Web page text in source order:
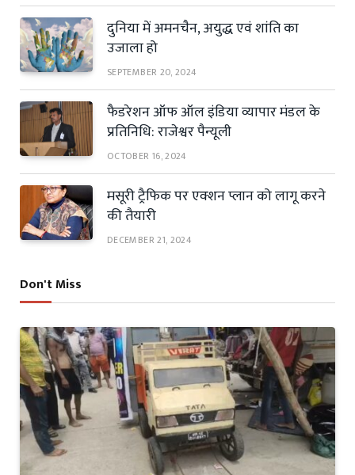
दुनिया में अमनचैन, अयुद्ध एवं शांति का
उजाला हो
SEPTEMBER 20, 2024
फैडरेशन ऑफ ऑल इंडिया व्यापार मंडल के
प्रतिनिधि: राजेश्वर पैन्यूली
OCTOBER 16, 2024
मसूरी ट्रैफिक पर एक्शन प्लान को लागू करने
की तैयारी
DECEMBER 21, 2024
Don't Miss